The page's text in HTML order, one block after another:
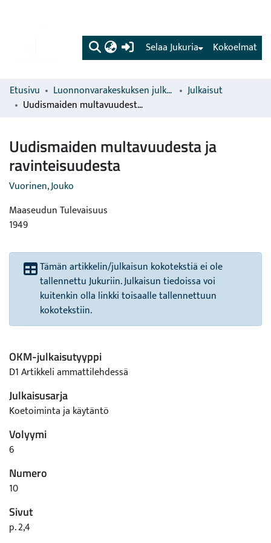
(current) Kokoelmat
Selaa Jukuria
Etusivu Luonnonvarakeskuksen julkaisut
Julkaisut
Uudismaiden multavuudesta ja ravinteisuudesta
Uudismaiden multavuudesta ja
ravinteisuudesta
Vuorinen, Jouko
Maaseudun Tulevaisuus
1949
Tämän artikkelin/julkaisun kokotekstiä ei ole
tallennettu Jukuriin. Julkaisun tiedoissa voi
kuitenkin olla linkki toisaalle tallennettuun
kokotekstiin.
OKM-julkaisutyyppi
D1 Artikkeli ammattilehdessä
Julkaisusarja
Koetoiminta ja käytäntö
Volyymi
6
Numero
10
Sivut
p. 2,4